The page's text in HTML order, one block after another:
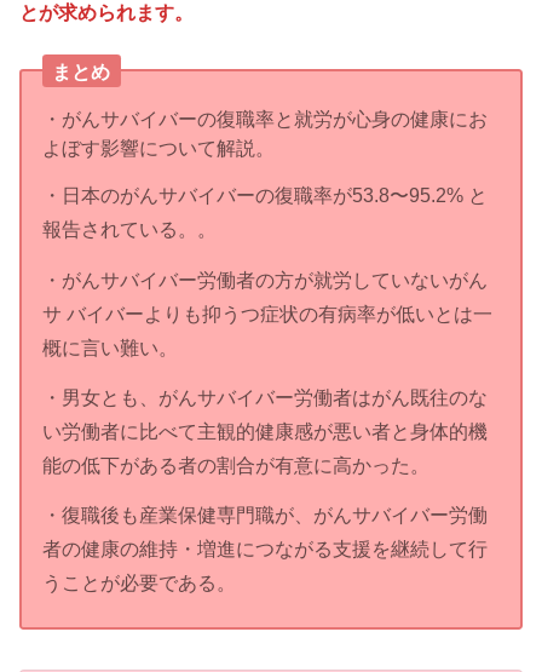
とが求められます。
まとめ
・がんサバイバーの復職率と就労が心身の健康にお
よぼす影響について解説。
・日本のがんサバイバーの復職率が53.8〜95.2% と
報告されている。。
・がんサバイバー労働者の方が就労していないがん
サ バイバーよりも抑うつ症状の有病率が低いとは一
概に言い難い。
・男女とも、がんサバイバー労働者はがん既往のな
い労働者に比べて主観的健康感が悪い者と身体的機
能の低下がある者の割合が有意に高かった。
・復職後も産業保健専門職が、がんサバイバー労働
者の健康の維持・増進につながる支援を継続して行
うことが必要である。